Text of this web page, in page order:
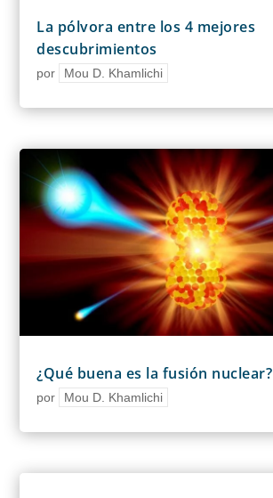
La pólvora entre los 4 mejores
descubrimientos
por Mou D. Khamlichi
¿Qué buena es la fusión nuclear?
por Mou D. Khamlichi